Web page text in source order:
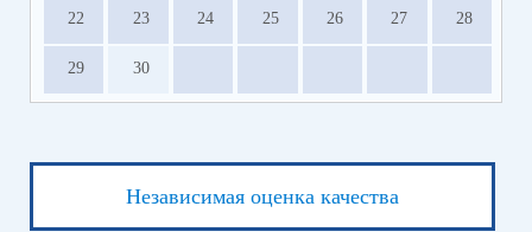
22 23 24 25 26 27 28
29 30
Независимая оценка качества